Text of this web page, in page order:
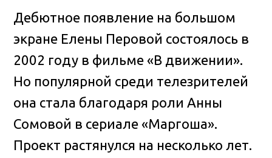
Дебютное появление на большом
экране Елены Перовой состоялось в
2002 году в фильме «В движении».
Но популярной среди телезрителей
она стала благодаря роли Анны
Сомовой в сериале «Маргоша».
Проект растянулся на несколько лет.